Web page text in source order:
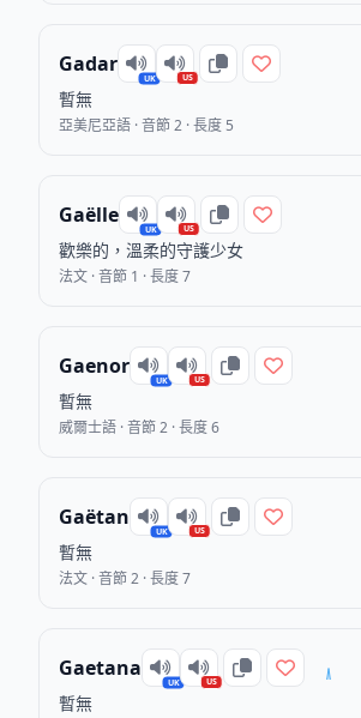
Gadar
UK US
暫無
亞美尼亞語 · 音節 2 · 長度 5
Gaëlle
UK US
歡樂的，溫柔的守護少女
法文 · 音節 1 · 長度 7
Gaenor
UK US
暫無
威爾士語 · 音節 2 · 長度 6
Gaëtan
UK US
暫無
法文 · 音節 2 · 長度 7
Gaetana
UK US
暫無